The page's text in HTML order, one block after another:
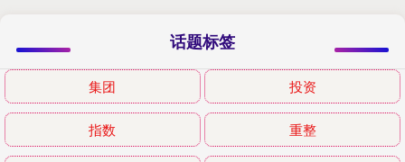
话题标签
集团 投资
指数 重整